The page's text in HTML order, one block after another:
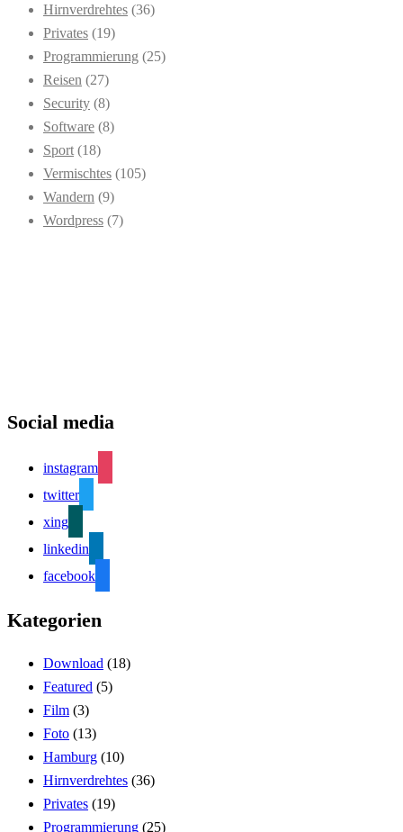
Hirnverdrehtes (36)
Privates (19)
Programmierung (25)
Reisen (27)
Security (8)
Software (8)
Sport (18)
Vermischtes (105)
Wandern (9)
Wordpress (7)
Social media
instagram
twitter
xing
linkedin
facebook
Kategorien
Download (18)
Featured (5)
Film (3)
Foto (13)
Hamburg (10)
Hirnverdrehtes (36)
Privates (19)
Programmierung (25)